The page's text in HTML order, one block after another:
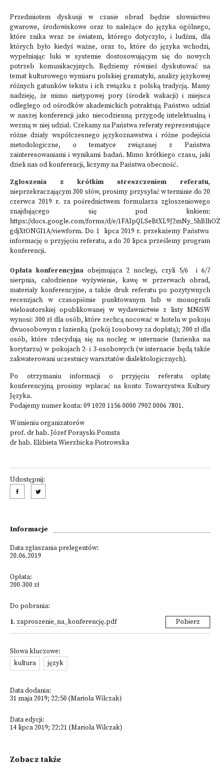
Przedmiotem dyskusji w czasie obrad będzie słownictwo
gwarowe, środowiskowe oraz to należące do języka ogólnego,
które znika wraz ze światem, którego dotyczyło, i ludźmi, dla
których było kiedyś ważne, oraz to, które do języka wchodzi,
wypełniając luki w systemie dostosowującym się do nowych
potrzeb komunikacyjnych. Będziemy również dyskutować na
temat kulturowego wymiaru polskiej gramatyki, analizy językowej
różnych gatunków tekstu i ich związku z polską tradycją. Mamy
nadzieję, że mimo nietypowej pory (środek wakacji) i miejsca
odległego od ośrodków akademickich potraktują Państwo udział
w naszej konferencji jako niecodzienną przygodę intelektualną i
wezmą w niej udział. Czekamy na Państwa referaty reprezentujące
różne działy współczesnego językoznawstwa i różne podejścia
metodologiczne, o tematyce związanej z Państwa
zainteresowaniami i wynikami badań. Mimo krótkiego czasu, jaki
dzieli nas od konferencji, liczymy na Państwa obecność.
Zgłoszenia z krótkim streszczeniem referatu,
nieprzekraczającym 300 słów, prosimy przysyłać w terminie do 20
czerwca 2019 r. za pośrednictwem formularza zgłoszeniowego
znajdującego się pod linkiem:
https://docs.google.com/forms/d/e/
gdjXtONGI1A/viewform. Do 1 lipca 2019 r. przekażemy Państwu
informację o przyjęciu referatu, a do 20 lipca prześlemy program
konferencji.
Opłata konferencyjna obejmująca 2 noclegi, czyli 5/6 i 6/7
sierpnia, całodzienne wyżywienie, kawę w przerwach obrad,
materiały konferencyjne, a także druk referatu po pozytywnych
recenzjach w czasopiśmie punktowanym lub w monografii
wieloautorskiej opublikowanej w wydawnictwie z listy MNiSW
wynosi: 300 zł dla osób, które zechcą nocować w hotelu w pokoju
dwuosobowym z łazienką (pokój 1osobowy za dopłatą); 200 zł dla
osób, które zdecydują się na nocleg w internacie (łazienka na
korytarzu) w pokojach 2- i 3-osobowych (w internacie będą także
zakwaterowani uczestnicy warsztatów dialektologicznych).
Po otrzymaniu informacji o przyjęciu referatu opłatę
konferencyjną prosimy wpłacać na konto Towarzystwa Kultury
Języka.
Podajemy numer konta: 09 1020 1156 0000 7902 0006 7801.
W imieniu organizatorów
prof. dr hab. Józef Porayski-Pomsta
dr hab. Elżbieta Wierzbicka-Piotrowska
Udostępnij:
Informacje
Data zgłaszania prelegentów:
20.06.2019
Opłata:
200-300 zł
Do pobrania:
1. zaproszenie_na_konferencję.pdf Pobierz
Słowa kluczowe:
kultura
język
Data dodania:
31 maja 2019; 22:50 (Mariola Wilczak)
Data edycji:
14 lipca 2019; 22:21 (Mariola Wilczak)
Zobacz także